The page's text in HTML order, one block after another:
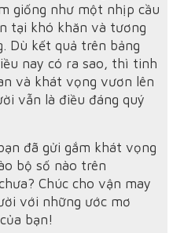
giống như một nhịp cầu
tại khó khăn và tương
Dù kết quả trên bảng
nay có ra sao, thì tinh
và khát vọng vươn lên
vẫn là điều đáng quý
đã gửi gắm khát vọng
bộ số nào trên
Chúc cho vận may
với những ước mơ
bạn!